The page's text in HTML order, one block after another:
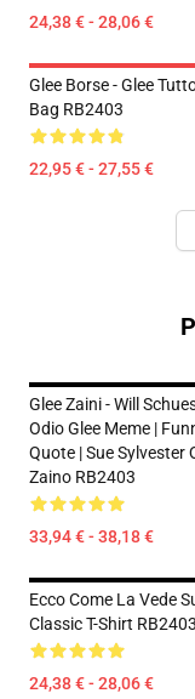
24,38 € - 28,06 €
Glee Borse - Glee
Bag RB2403
22,95 € - 27,55 €
Glee Zaini - Will
Odio Glee Meme |
Quote | Sue Sylvester
Zaino RB2403
33,94 € - 38,18 €
Ecco Come La Vede
Classic T-Shirt RB2403
24,38 € - 28,06 €